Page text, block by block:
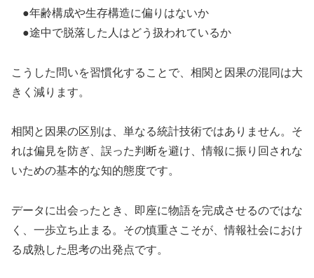
●年齢構成や生存構造に偏りはないか
●途中で脱落した人はどう扱われているか
こうした問いを習慣化することで、相関と因果の混同は大
きく減ります。
相関と因果の区別は、単なる統計技術ではありません。そ
れは偏見を防ぎ、誤った判断を避け、情報に振り回されな
いための基本的な知的態度です。
データに出会ったとき、即座に物語を完成させるのではな
く、一歩立ち止まる。その慎重さこそが、情報社会におけ
る成熟した思考の出発点です。